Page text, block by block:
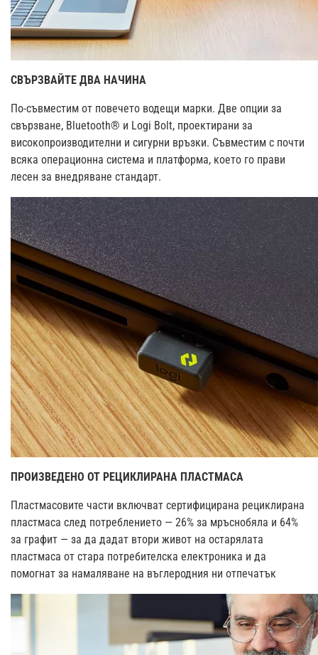
СВЪРЗВАЙТЕ ДВА НАЧИНА
По-съвместим от повечето водещи марки. Две опции за
свързване, Bluetooth® и Logi Bolt, проектирани за
високопроизводителни и сигурни връзки. Съвместим с почти
всяка операционна система и платформа, което го прави
лесен за внедряване стандарт.
ПРОИЗВЕДЕНО ОТ РЕЦИКЛИРАНА ПЛАСТМАСА
Пластмасовите части включват сертифицирана рециклирана
пластмаса след потреблението — 26% за мръснобяла и 64%
за графит — за да дадат втори живот на остарялата
пластмаса от стара потребителска електроника и да
помогнат за намаляване на въглеродния ни отпечатък